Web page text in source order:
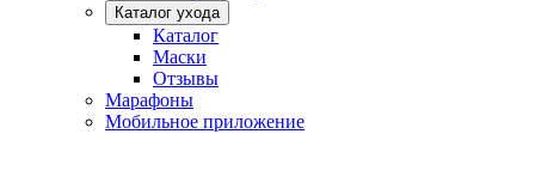
Каталог ухода
Каталог
Маски
Отзывы
Марафоны
Мобильное приложение